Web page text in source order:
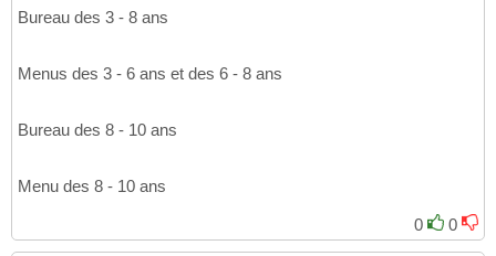
Bureau des 3 - 8 ans
Menus des 3 - 6 ans et des 6 - 8 ans
Bureau des 8 - 10 ans
Menu des 8 - 10 ans
0 0